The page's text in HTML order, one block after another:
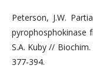
Peterson, J.W.
pyrophosphokinase
S.A. Kuby //
377-394.